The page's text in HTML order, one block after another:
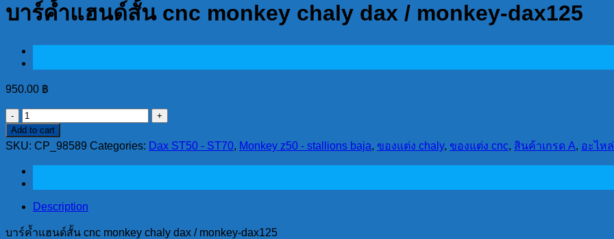
บาร์ค้ำแฮนด์สั้น cnc monkey chaly dax / monkey-dax125
950.00 ฿
บาร์
ค้ำ
แฮนด์
สั้น
cnc
chaly
/
Add to cart
SKU: CP_98589 Categories: Dax ST50 - ST70, Monkey z50 - stallions baja, ของแต่ง chaly, ของแต่ง cnc, สินค้าเกรด A, อะไห
Description
บาร์ค้ำแฮนด์สั้น cnc monkey chaly dax / monkey-dax125